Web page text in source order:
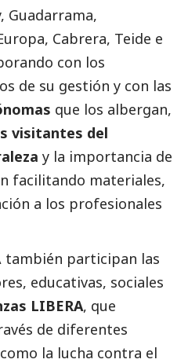
Guadarrama,
Cabrera, Teide e
con los
de su gestión y con las
que los albergan,
visitantes del
y la importancia de
facilitando materiales,
a los profesionales
también participan las
educativas, sociales
LIBERA, que
de diferentes
la lucha contra el